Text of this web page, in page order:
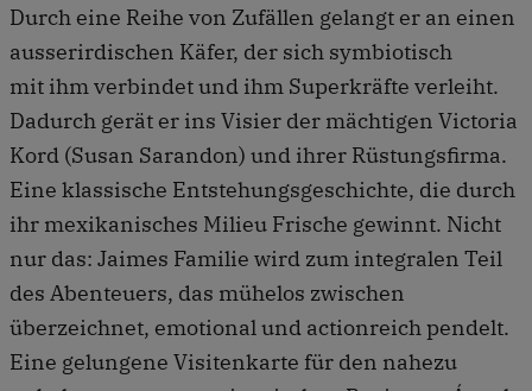
Durch eine Reihe von Zufällen gelangt er an einen
ausserirdischen Käfer, der sich symbiotisch
mit ihm verbindet und ihm Superkräfte verleiht.
Dadurch gerät er ins Visier der mächtigen Victoria
Kord (Susan Sarandon) und ihrer Rüstungsfirma.
Eine klassische Entstehungsgeschichte, die durch
ihr mexikanisches Milieu Frische gewinnt. Nicht
nur das: Jaimes Familie wird zum integralen Teil
des Abenteuers, das mühelos zwischen
überzeichnet, emotional und actionreich pendelt.
Eine gelungene Visitenkarte für den nahezu